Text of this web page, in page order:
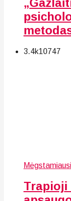
3.4k10747
Mėgstamiausi
Trapioji